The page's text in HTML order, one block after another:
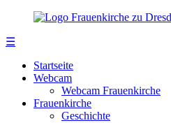
☰
Startseite
Webcam
Webcam Frauenkirche
Frauenkirche
Geschichte